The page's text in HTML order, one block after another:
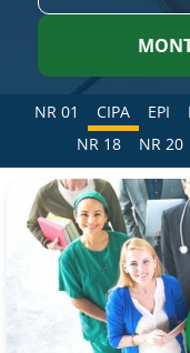
NR 01 CIPA EPI
NR 18
NR 20